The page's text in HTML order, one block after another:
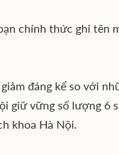
chính thức ghi tên
đáng kể so với
giữ vững số lượng 6
khoa Hà Nội.